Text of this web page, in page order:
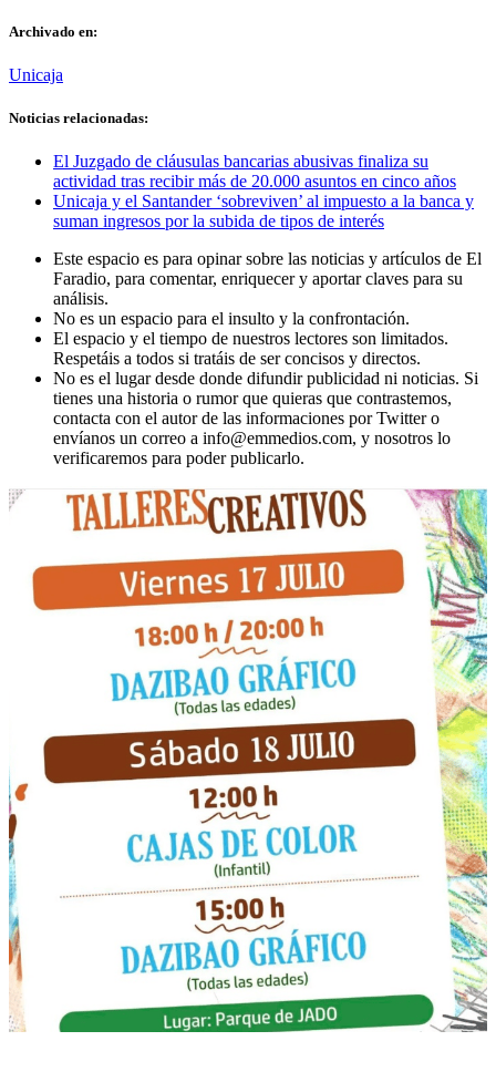
Archivado en:
Unicaja
Noticias relacionadas:
El Juzgado de cláusulas bancarias abusivas finaliza su
actividad tras recibir más de 20.000 asuntos en cinco años
Unicaja y el Santander ‘sobreviven’ al impuesto a la banca y
suman ingresos por la subida de tipos de interés
Este espacio es para opinar sobre las noticias y artículos de El
Faradio, para comentar, enriquecer y aportar claves para su
análisis.
No es un espacio para el insulto y la confrontación.
El espacio y el tiempo de nuestros lectores son limitados.
Respetáis a todos si tratáis de ser concisos y directos.
No es el lugar desde donde difundir publicidad ni noticias. Si
tienes una historia o rumor que quieras que contrastemos,
contacta con el autor de las informaciones por Twitter o
envíanos un correo a info@emmedios.com, y nosotros lo
verificaremos para poder publicarlo.